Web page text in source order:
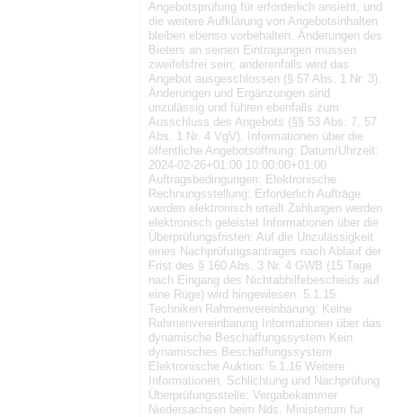
Angebotsprüfung für erforderlich ansieht, und
die weitere Aufklärung von Angebotsinhalten
bleiben ebenso vorbehalten. Änderungen des
Bieters an seinen Eintragungen müssen
zweifelsfrei sein; anderenfalls wird das
Angebot ausgeschlossen (§ 57 Abs. 1 Nr. 3).
Änderungen und Ergänzungen sind
unzulässig und führen ebenfalls zum
Ausschluss des Angebots (§§ 53 Abs. 7, 57
Abs. 1 Nr. 4 VgV). Informationen über die
öffentliche Angebotsöffnung: Datum/Uhrzeit:
2024-02-26+01:00 10:00:00+01:00
Auftragsbedingungen: Elektronische
Rechnungsstellung: Erforderlich Aufträge
werden elektronisch erteilt Zahlungen werden
elektronisch geleistet Informationen über die
Überprüfungsfristen: Auf die Unzulässigkeit
eines Nachprüfungsantrages nach Ablauf der
Frist des § 160 Abs. 3 Nr. 4 GWB (15 Tage
nach Eingang des Nichtabhilfebescheids auf
eine Rüge) wird hingewiesen. 5.1.15
Techniken Rahmenvereinbarung: Keine
Rahmenvereinbarung Informationen über das
dynamische Beschaffungssystem Kein
dynamisches Beschaffungssystem
Elektronische Auktion: 5.1.16 Weitere
Informationen, Schlichtung und Nachprüfung
Überprüfungsstelle: Vergabekammer
Niedersachsen beim Nds. Ministerium für